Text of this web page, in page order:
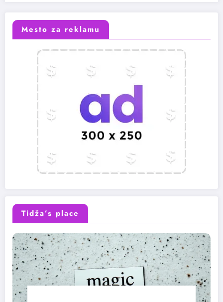
Mesto za reklamu
Tidža’s place